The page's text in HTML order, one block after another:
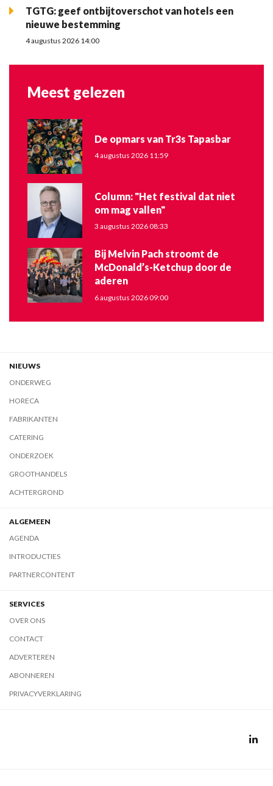
TGTG: geef ontbijtoverschot van hotels een
nieuwe bestemming
4 augustus 2026 14:00
Meest gelezen
De opmars van Tr3s Tapasbar
4 augustus 2026 11:59
Column: "Het festival dat niet
om mag vallen"
3 augustus 2026 08:33
Bij Melvin Pach stroomt de
McDonald’s-Ketchup door de
aderen
6 augustus 2026 09:00
NIEUWS
ONDERWEG
HORECA
FABRIKANTEN
CATERING
ONDERZOEK
GROOTHANDELS
ACHTERGROND
ALGEMEEN
AGENDA
INTRODUCTIES
PARTNERCONTENT
SERVICES
OVER ONS
CONTACT
ADVERTEREN
ABONNEREN
PRIVACYVERKLARING